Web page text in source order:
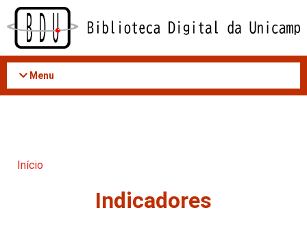
Acessar
conteúdo
Menu
Início
Indicadores